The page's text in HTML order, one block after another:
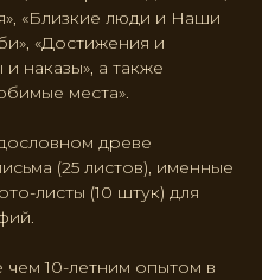
«Близкие люди и Наши
«Достижения и
наказы», а также
места».
древе
(25 листов), именные
листы (10 штук) для
чем 10-летним опытом в